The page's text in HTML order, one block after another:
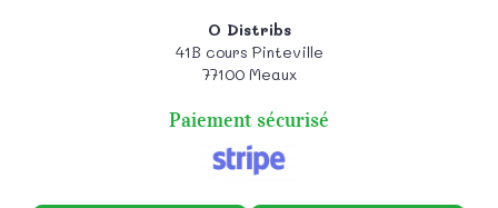
O Distribs
41B cours Pinteville
77100 Meaux
Paiement sécurisé